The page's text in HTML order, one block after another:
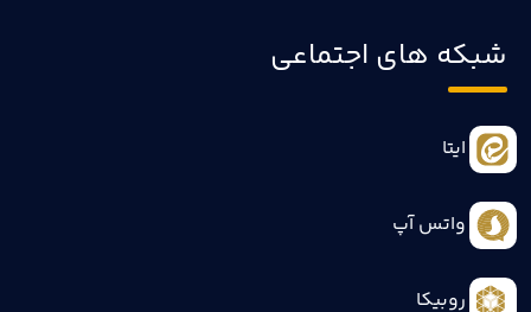
شبکه های اجتماعی
ایتا
واتس آپ
روبیکا